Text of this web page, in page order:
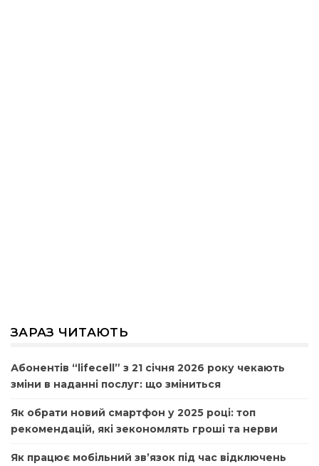
ЗАРАЗ ЧИТАЮТЬ
Абонентів “lifecell” з 21 січня 2026 року чекають
зміни в наданні послуг: що зміниться
Як обрати новий смартфон у 2025 році: топ
рекомендацій, які зекономлять гроші та нерви
Як працює мобільний зв’язок під час відключень